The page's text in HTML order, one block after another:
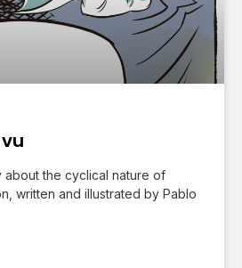
about the cyclical nature of
written and illustrated by Pablo